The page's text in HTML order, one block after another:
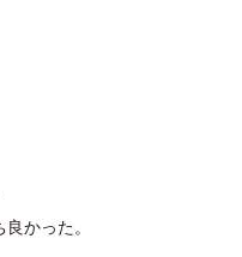
かった。